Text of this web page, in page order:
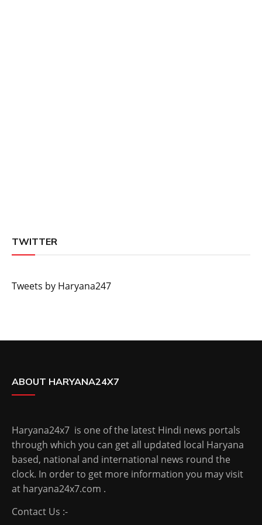
TWITTER
Tweets by Haryana247
ABOUT HARYANA24X7
Haryana24x7 is one of the latest Hindi news portals
through which you can get all updated local Haryana
based, national and international news round the
clock. In order to get more information you may visit
at haryana24x7.com .
Contact Us :-